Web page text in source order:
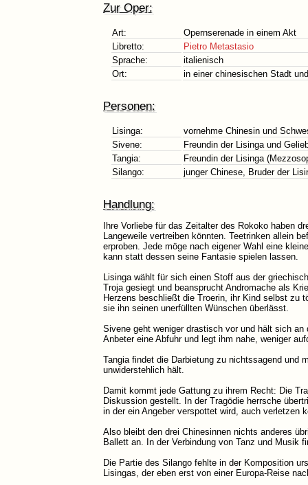
Zur Oper:
Art:
Opernserenade in einem Akt
Libretto:
Pietro Metastasio
Sprache:
italienisch
Ort:
in einer chinesischen Stadt
Personen:
Lisinga:
vornehme Chinesin und
Sivene:
Freundin der Lisinga und
Tangia:
Freundin der Lisinga
Silango:
junger Chinese, Bruder der
Handlung:
Ihre Vorliebe für das Zeitalter des Rokoko haben
Langeweile vertreiben könnten. Teetrinken allein
erproben. Jede möge nach eigener Wahl eine
kann statt dessen seine Fantasie spielen lassen.
Lisinga wählt für sich einen Stoff aus der
Troja gesiegt und beansprucht Andromache als
Herzens beschließt die Troerin, ihr Kind selbst zu
sie ihn seinen unerfüllten Wünschen überlässt.
Sivene geht weniger drastisch vor und hält sich
Anbeter eine Abfuhr und legt ihm nahe, weniger
Tangia findet die Darbietung zu nichtssagend und
unwiderstehlich hält.
Damit kommt jede Gattung zu ihrem Recht: Die
Diskussion gestellt. In der Tragödie herrsche
in der ein Angeber verspottet wird, auch verletzen
Also bleibt den drei Chinesinnen nichts anderes
Ballett an. In der Verbindung von Tanz und Musik
Die Partie des Silango fehlte in der Komposition
Lisingas, der eben erst von einer Europa-Reise